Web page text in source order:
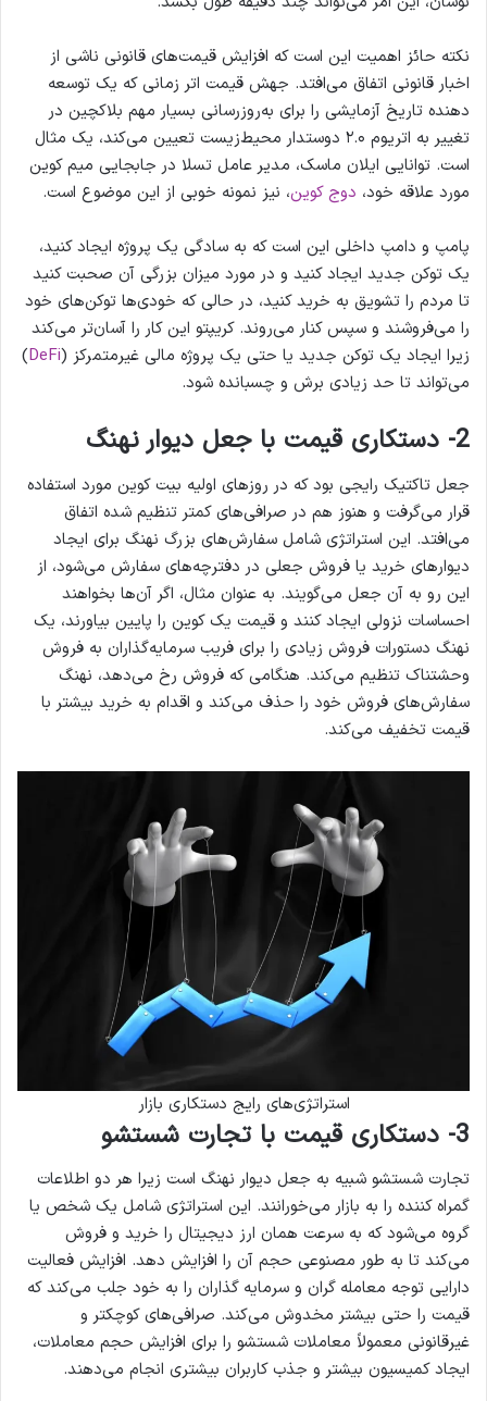
نکته حائز اهمیت این است که افزایش قیمت‌های قانونی ناشی از
اخبار قانونی اتفاق می‌افتد. جهش قیمت اتر زمانی که یک توسعه
دهنده تاریخ آزمایشی را برای به‌روزرسانی بسیار مهم بلاکچین در
تغییر به اتریوم ۲.۰ دوستدار محیط‌زیست تعیین می‌کند، یک مثال
است. توانایی ایلان ماسک، مدیر عامل تسلا در جابجایی میم کوین
مورد علاقه خود، دوج کوین، نیز نمونه خوبی از این موضوع است.
پامپ و دامپ داخلی این است که به سادگی یک پروژه ایجاد کنید،
یک توکن جدید ایجاد کنید و در مورد میزان بزرگی آن صحبت کنید
تا مردم را تشویق به خرید کنید، در حالی که خودی‌ها توکن‌های خود
را می‌فروشند و سپس کنار می‌روند. کریپتو این کار را آسان‌تر می‌کند
زیرا ایجاد یک توکن جدید یا حتی یک پروژه مالی غیرمتمرکز (DeFi
)
می‌تواند تا حد زیادی برش و چسبانده شود.
2- دستکاری قیمت با جعل دیوار نهنگ
جعل تاکتیک رایجی بود که در روزهای اولیه بیت کوین مورد استفاده
قرار می‌گرفت و هنوز هم در صرافی‌های کمتر تنظیم شده اتفاق
می‌افتد. این استراتژی شامل سفارش‌های بزرگ نهنگ برای ایجاد
دیوارهای خرید یا فروش جعلی در دفترچه‌های سفارش می‌شود، از
این رو به آن جعل می‌گویند. به عنوان مثال، اگر آن‌ها بخواهند
احساسات نزولی ایجاد کنند و قیمت یک کوین را پایین بیاورند، یک
نهنگ دستورات فروش زیادی را برای فریب سرمایه‌گذاران به فروش
وحشتناک تنظیم می‌کند. هنگامی که فروش رخ می‌دهد، نهنگ
سفارش‌های فروش خود را حذف می‌کند و اقدام به خرید بیشتر با
قیمت تخفیف می‌کند.
استراتژی‌های رایج دستکاری بازار
3- دستکاری قیمت با تجارت شستشو
تجارت شستشو شبیه به جعل دیوار نهنگ است زیرا هر دو اطلاعات
گمراه کننده را به بازار می‌خورانند. این استراتژی شامل یک شخص یا
گروه می‌شود که به سرعت همان ارز دیجیتال را خرید و فروش
می‌کند تا به طور مصنوعی حجم آن را افزایش دهد. افزایش فعالیت
دارایی توجه معامله گران و سرمایه گذاران را به خود جلب می‌کند که
قیمت را حتی بیشتر مخدوش می‌کند. صرافی‌های کوچکتر و
غیرقانونی معمولاً معاملات شستشو را برای افزایش حجم معاملات،
ایجاد کمیسیون بیشتر و جذب کاربران بیشتری انجام می‌دهند.